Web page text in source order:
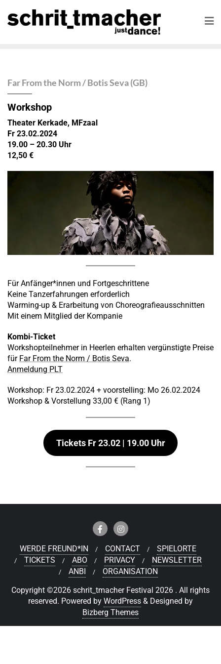
Far From the Norm / Botis Seva (GB)
Workshop
Theater Kerkade, MFzaal
Fr 23.02.2024
19.00 – 20.30 Uhr
12,50 €
Für Anfänger*innen und Fortgeschrittene
Keine Tanzerfahrungen erforderlich
Warming-up & Erarbeitung von Choreografieausschnitten
Mit einem Mitglied der Kompanie
Kombi-Ticket
Workshopteilnehmer in Heerlen erhalten vergünstigte Preise
für Far From the Norm / Botis Seva.
Anmeldung PLT
Workshop: Fr 23.02.2024 + voorstelling: Mo 26.02.2024
Workshop & Vorstellung 33,00 € (Rang 1)
Tickets Fr 23.02 | 19.00 Uhr
WERDE FREUND*IN CONTACT
SPIELORTE
TICKETS
ABO PRIVACY
NEWSLETTER
ANBI
ORGANISATION
Copyright ©2026 schrit_tmacher Festival 2026 . All rights
reserved. Powered by WordPress & Designed by
Bizberg Themes